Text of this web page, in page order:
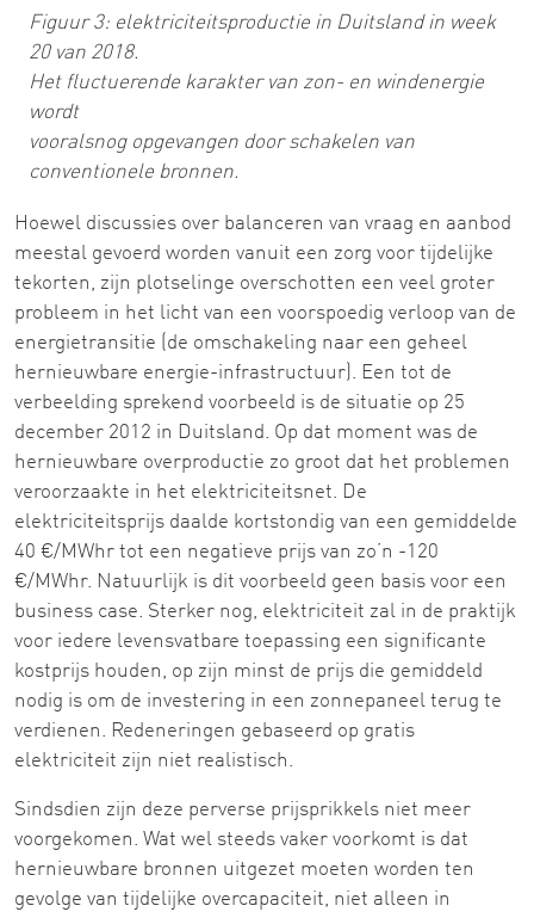
Figuur 3: elektriciteitsproductie in Duitsland in week
20 van 2018.
Het fluctuerende karakter van zon- en windenergie
wordt
vooralsnog opgevangen door schakelen van
conventionele bronnen.
Hoewel discussies over balanceren van vraag en aanbod
meestal gevoerd worden vanuit een zorg voor tijdelijke
tekorten, zijn plotselinge overschotten een veel groter
probleem in het licht van een voorspoedig verloop van de
energietransitie (de omschakeling naar een geheel
hernieuwbare energie-infrastructuur). Een tot de
verbeelding sprekend voorbeeld is de situatie op 25
december 2012 in Duitsland. Op dat moment was de
hernieuwbare overproductie zo groot dat het problemen
veroorzaakte in het elektriciteitsnet. De
elektriciteitsprijs daalde kortstondig van een gemiddelde
40 €/MWhr tot een negatieve prijs van zo’n -120
€/MWhr. Natuurlijk is dit voorbeeld geen basis voor een
business case. Sterker nog, elektriciteit zal in de praktijk
voor iedere levensvatbare toepassing een significante
kostprijs houden, op zijn minst de prijs die gemiddeld
nodig is om de investering in een zonnepaneel terug te
verdienen. Redeneringen gebaseerd op gratis
elektriciteit zijn niet realistisch.
Sindsdien zijn deze perverse prijsprikkels niet meer
voorgekomen. Wat wel steeds vaker voorkomt is dat
hernieuwbare bronnen uitgezet moeten worden ten
gevolge van tijdelijke overcapaciteit, niet alleen in